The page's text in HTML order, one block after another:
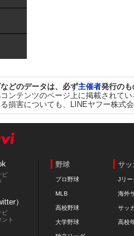
どのデータは、必ず主催者発行のも
ンテンツのページ上に掲載されて
損害についても、LINEヤフー株式
ビ
）
ビ
ト
野球
プロ野球
MLB
高校野球
大学野球
サッ
Jリー
海外
サッ
高校